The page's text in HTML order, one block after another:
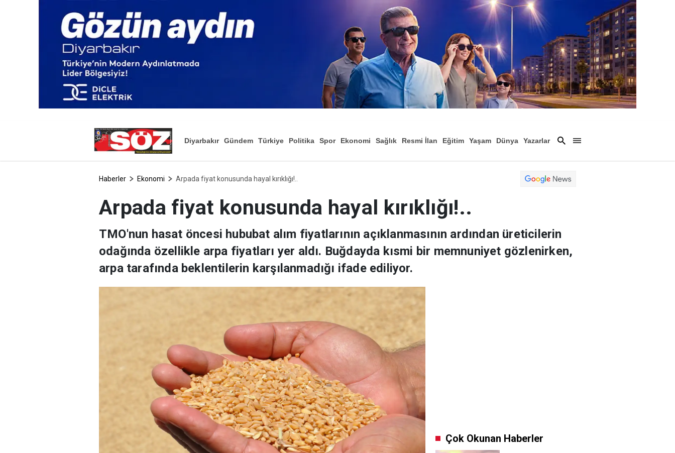
Diyarbakır Gündem Türkiye Politika Spor Ekonomi Sağlık Resmi İlan Eğitim Yaşam
Dünya
Yazarlar
Haberler Ekonomi Arpada fiyat konusunda hayal kırıklığı!..
Arpada fiyat konusunda hayal kırıklığı!..
TMO'nun hasat öncesi hububat alım fiyatlarının açıklanmasının ardından üreticilerin
odağında özellikle arpa fiyatları yer aldı. Buğdayda kısmi bir memnuniyet gözlenirken,
arpa tarafında beklentilerin karşılanmadığı ifade ediliyor.
Çok Okunan Haberler